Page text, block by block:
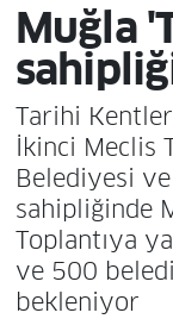
Muğla
Tarihi
İkinci Meclis
Belediyesi
sahipliğinde
Toplantıya
ve 500
bekleniyor
Son
Haber